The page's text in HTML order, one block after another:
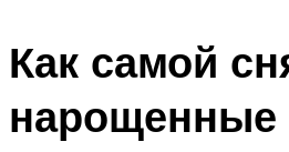
Как самой
нарощенные